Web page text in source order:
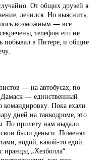
От общих друзей я
лечился. Но выяснить,
возможным — все
телефон его не
побывал в Питере, и общие
— на автобусах, по
— единственный
командировку. Пока ехали
дней на танкодроме, это
По прилету нам выдали
были деньги. Поменял
водой, какой-то едой.
иранцы, „Хезболла“.